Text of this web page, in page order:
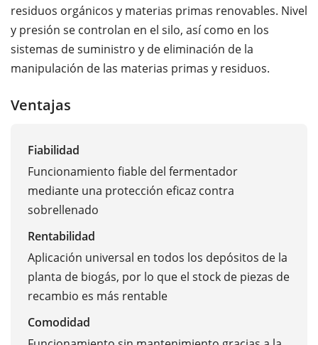
residuos orgánicos y materias primas renovables. Nivel
y presión se controlan en el silo, así como en los
sistemas de suministro y de eliminación de la
manipulación de las materias primas y residuos.
Ventajas
Fiabilidad
Funcionamiento fiable del fermentador
mediante una protección eficaz contra
sobrellenado
Rentabilidad
Aplicación universal en todos los depósitos de la
planta de biogás, por lo que el stock de piezas de
recambio es más rentable
Comodidad